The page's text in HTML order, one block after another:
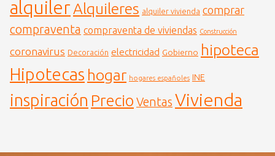
alquiler Alquileres alquiler vivienda comprar
compraventa compraventa de viviendas Construcción
coronavirus Decoración electricidad Gobierno hipoteca
Hipotecas hogar hogares españoles INE
inspiración Precio Ventas Vivienda